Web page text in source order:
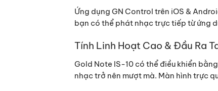
Ứng dụng GN Control trên iOS &
bạn có thể phát nhạc trực tiếp từ ứng
Tính Linh Hoạt Cao & Đầu Ra
Gold Note IS-10 có thể điều khiển
nhạc trở nên mượt mà. Màn hình trực